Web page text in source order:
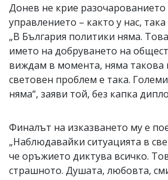
Донев не крие разочарованието
управлението – както у нас,
„В България политики няма.
името на добруването на
виждам в момента, няма
световен проблем е така.
няма“, заяви той, без капка
Финалът на изказването му е
„Наблюдавайки ситуацията в
че оръжието диктува всичко.
страшното. Душата, любовта,